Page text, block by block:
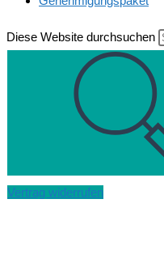
Diese Website durchsuchen
Vertrag widerrufen